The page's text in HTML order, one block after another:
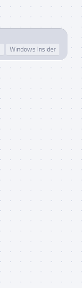
Windows Insider